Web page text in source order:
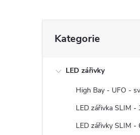
kategorie
Kategorie
LED zářivky
High Bay - UFO -
LED zářivka SLIM -
LED zářivky SLIM -